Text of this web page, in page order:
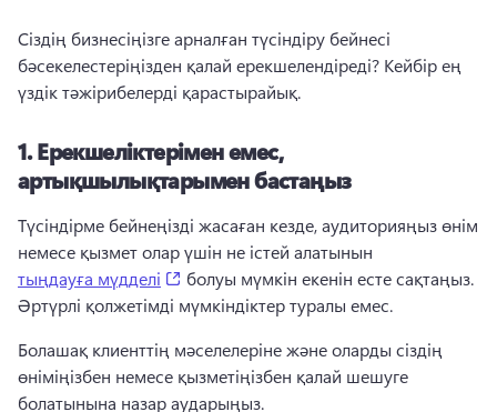
Сіздің бизнесіңізге арналған түсіндіру бейнесі
бәсекелестеріңізден қалай ерекшелендіреді? Кейбір ең
үздік тәжірибелерді қарастырайық.
1.Ерекшеліктерімен емес,
артықшылықтарымен бастаңыз
Түсіндірме бейнеңізді жасаған кезде, аудиторияңыз өнім
немесе қызмет олар үшін не істей алатынын
тыңдауға мүдделі
(opens in a new tab)
Әртүрлі қолжетімді мүмкіндіктер туралы емес.
Болашақ клиенттің мәселелеріне және оларды сіздің
өніміңізбен немесе қызметіңізбен қалай шешуге
болатынына назар аударыңыз.